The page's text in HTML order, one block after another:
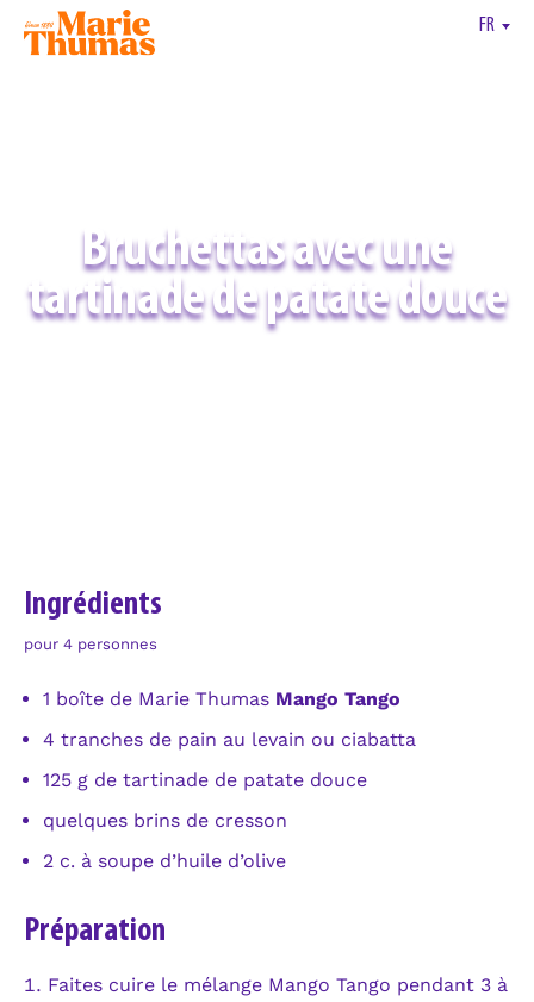
FR
Bruchettas avec une
tartinade de patate douce
Ingrédients
pour 4 personnes
1 boîte de Marie Thumas Mango Tango
4 tranches de pain au levain ou ciabatta
125 g de tartinade de patate douce
quelques brins de cresson
2 c. à soupe d’huile d’olive
Préparation
Faites cuire le mélange Mango Tango pendant 3 à